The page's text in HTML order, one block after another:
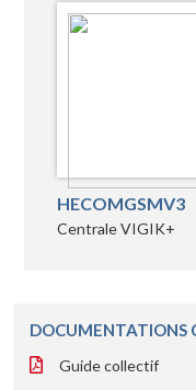
HECOMGSMV3
Centrale VIGIK+
DOCUMENTATIONS
Guide collectif